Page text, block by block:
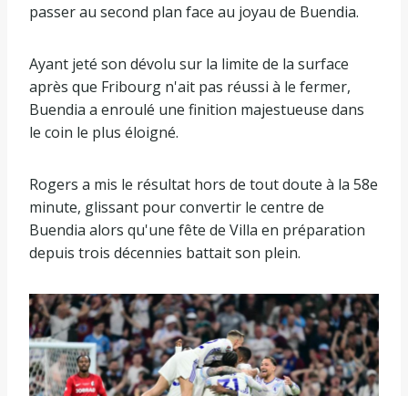
passer au second plan face au joyau de Buendia.
Ayant jeté son dévolu sur la limite de la surface
après que Fribourg n'ait pas réussi à le fermer,
Buendia a enroulé une finition majestueuse dans
le coin le plus éloigné.
Rogers a mis le résultat hors de tout doute à la 58e
minute, glissant pour convertir le centre de
Buendia alors qu'une fête de Villa en préparation
depuis trois décennies battait son plein.